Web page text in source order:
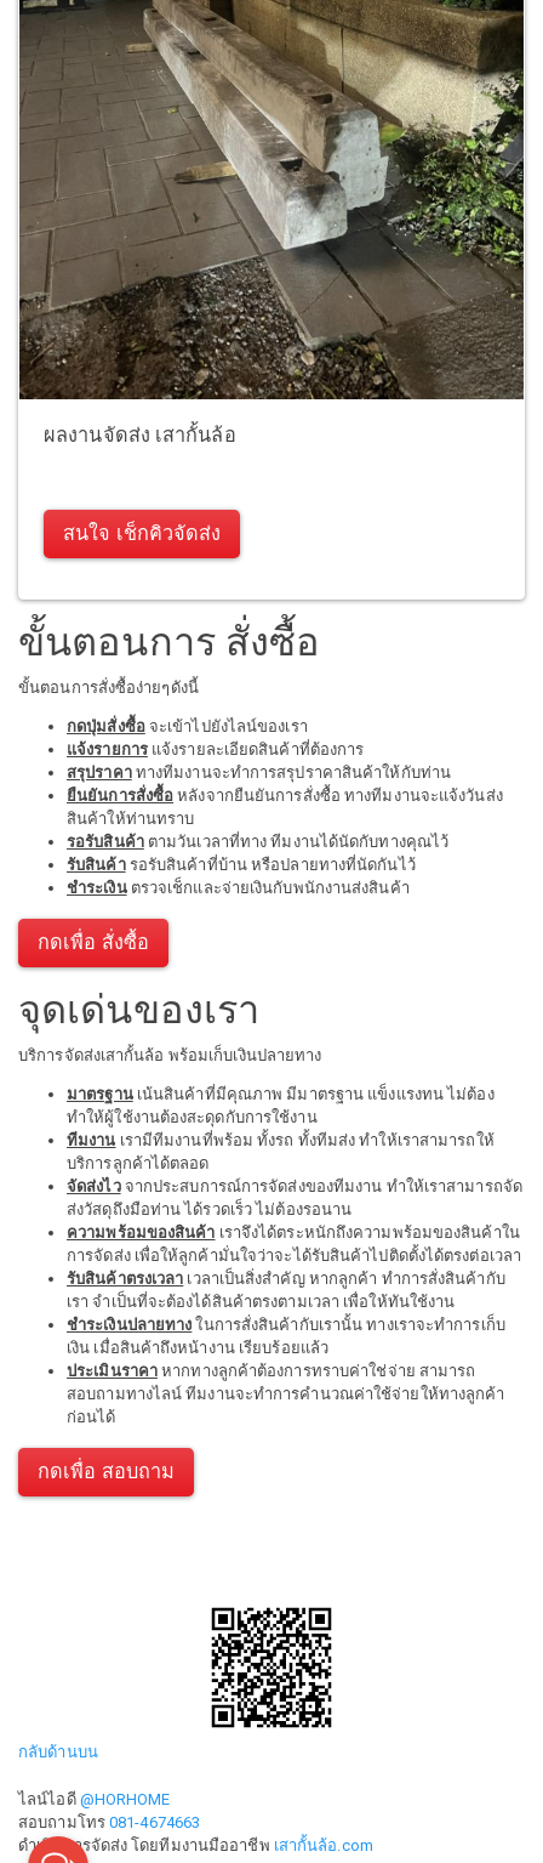
ผลงานจัดส่ง เสากั้นล้อ
สนใจ เช็กคิวจัดส่ง
ขั้นตอนการ สั่งซื้อ
ขั้นตอนการสั่งซื้อง่ายๆดังนี้
กดปุ่มสั่งซื้อจะเข้าไปยังไลน์ของเรา
แจ้งรายการแจ้งรายละเอียดสินค้าที่ต้องการ
สรุปราคาทางทีมงานจะทำการสรุปราคาสินค้าให้กับท่าน
ยืนยันการสั่งซื้อ หลังจากยืนยันการสั่งซื้อ ทางทีมงานจะแจ้งวันส่ง
สินค้าให้ท่านทราบ
รอรับสินค้าตามวันเวลาที่ทาง ทีมงานได้นัดกับทางคุณไว้
รับสินค้ารอรับสินค้าที่บ้าน หรือปลายทางที่นัดกันไว้
ชำระเงินตรวจเช็กและจ่ายเงินกับพนักงานส่งสินค้า
กดเพื่อ สั่งซื้อ
จุดเด่นของเรา
บริการจัดส่งเสากั้นล้อ พร้อมเก็บเงินปลายทาง
มาตรฐานเน้นสินค้าที่มีคุณภาพ มีมาตรฐาน แข็งแรงทน ไม่ต้อง
ทำให้ผู้ใช้งานต้องสะดุดกับการใช้งาน
ทีมงาน เรามีทีมงานที่พร้อม ทั้งรถ ทั้งทีมส่ง ทำให้เราสามารถให้
บริการลูกค้าได้ตลอด
จัดส่งไวจากประสบการณ์การจัดส่งของทีมงาน ทำให้เราสามารถจัด
ส่งวัสดุถึงมือท่าน ได้รวดเร็ว ไม่ต้องรอนาน
ความพร้อมของสินค้า เราจึงได้ตระหนักถึงความพร้อมของสินค้าใน
การจัดส่ง เพื่อให้ลูกค้ามั่นใจว่าจะได้รับสินค้าไปติดตั้งได้ตรงต่อเวลา
รับสินค้าตรงเวลา เวลาเป็นสิ่งสำคัญ หากลูกค้า ทำการสั่งสินค้ากับ
เรา จำเป็นที่จะต้องได้สินค้าตรงตามเวลา เพื่อให้ทันใช้งาน
ชำระเงินปลายทาง ในการสั่งสินค้ากับเรานั้น ทางเราจะทำการเก็บ
เงิน เมื่อสินค้าถึงหน้างาน เรียบร้อยแล้ว
ประเมินราคา หากทางลูกค้าต้องการทราบค่าใช่จ่าย สามารถ
สอบถามทางไลน์ ทีมงานจะทำการคำนวณค่าใช้จ่ายให้ทางลูกค้า
ก่อนได้
กดเพื่อ สอบถาม
กลับด้านบน
ไลน์ไอดี @HORHOME
สอบถามโทร 081-4674663
ดำเนินการจัดส่ง โดยทีมงานมืออาชีพ เสากั้นล้อ.com